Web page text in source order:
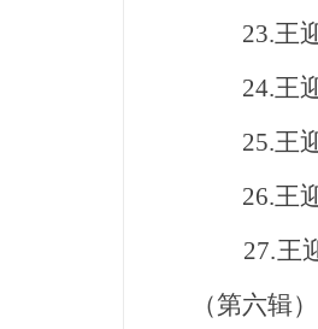
23.王迎
24.王迎
25.王迎
26.王迎
27.王迎
（第六辑